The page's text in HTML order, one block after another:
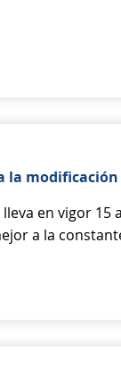
la
en vigor
a la